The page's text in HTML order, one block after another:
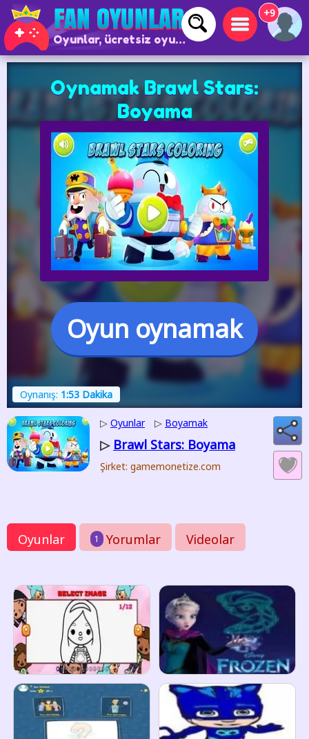
Oyunlar, ücretsiz oyunlar ve çevrimiçi oyunlar
+9
Oynamak Brawl Stars:
Boyama
Oyun oynamak
Oynanış: 1:53 Dakika
▷ Oyunlar ▷ Boyamak
▷ Brawl Stars: Boyama
Şirket: gamemonetize.com
Oyunlar 1 Yorumlar Videolar